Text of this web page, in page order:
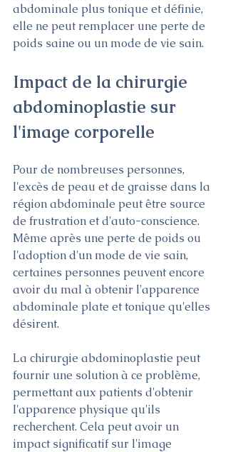
abdominale plus tonique et définie,
elle ne peut remplacer une perte de
poids saine ou un mode de vie sain.
Impact de la chirurgie
abdominoplastie sur
l'image corporelle
Pour de nombreuses personnes,
l'excès de peau et de graisse dans la
région abdominale peut être source
de frustration et d'auto-conscience.
Même après une perte de poids ou
l'adoption d'un mode de vie sain,
certaines personnes peuvent encore
avoir du mal à obtenir l'apparence
abdominale plate et tonique qu'elles
désirent.
La chirurgie abdominoplastie peut
fournir une solution à ce problème,
permettant aux patients d'obtenir
l'apparence physique qu'ils
recherchent. Cela peut avoir un
impact significatif sur l'image